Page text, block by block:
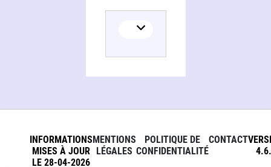
INFORMATIONS
MISES À JOUR
LE 28-04-2026
MENTIONS
LÉGALES
POLITIQUE DE
CONFIDENTIALITÉ
CONTACT